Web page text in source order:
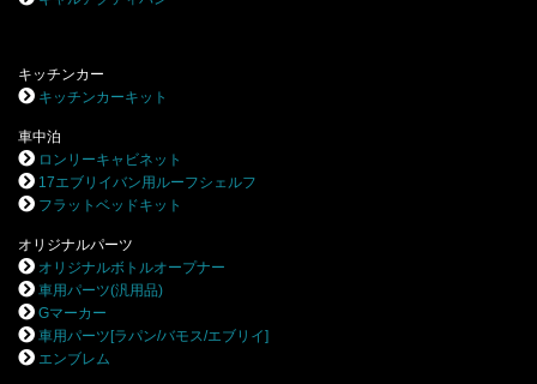
キッチンカー
キッチンカーキット
車中泊
ロンリーキャビネット
17エブリイバン用ルーフシェルフ
フラットベッドキット
オリジナルパーツ
オリジナルボトルオープナー
車用パーツ(汎用品)
Gマーカー
車用パーツ[ラパン/バモス/エブリイ]
エンブレム